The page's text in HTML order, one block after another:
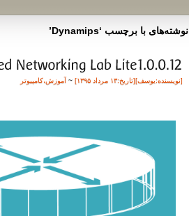
نوشته‌های با برچسب ‘Dynamips’
[نویسنده:یوسف][تاريخ:۱۳ مرداد ۱۳۹۵] ~ آموزش،کامپیوتر